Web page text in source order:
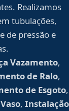
Realizamos
tubulações,
de pressão e
Vazamento,
de Ralo,
de Esgoto,
, Instalação